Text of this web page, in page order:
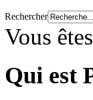
Rechercher
Vous
Qui est